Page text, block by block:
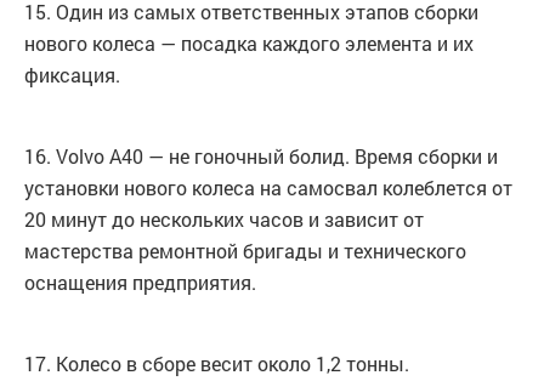
15. Один из самых ответственных этапов сборки
нового колеса — посадка каждого элемента и их
фиксация.
16. Volvo А40 — не гоночный болид. Время сборки и
установки нового колеса на самосвал колеблется от
20 минут до нескольких часов и зависит от
мастерства ремонтной бригады и технического
оснащения предприятия.
17. Колесо в сборе весит около 1,2 тонны.